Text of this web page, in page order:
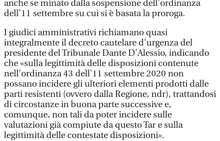
anche se minato dalla sospensione dell'ordinanza
dell'11 settembre su cui si è basata la proroga.
I giudici amministrativi richiamano quasi
integralmente il decreto cautelare d'urgenza del
presidente del Tribunale Dante D'Alessio, indicando
che «sulla legittimità delle disposizioni contenute
nell'ordinanza 43 dell'11 settembre 2020 non
possano incidere gli ulteriori elementi prodotti dalle
parti resistenti (ovvero dalla Regione, ndr), trattandosi
di circostanze in buona parte successive e,
comunque, non tali da poter incidere sulle
valutazioni già compiute da questo Tar e sulla
legittimità delle contestate disposizioni».